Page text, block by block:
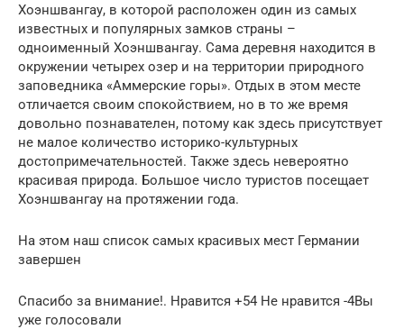
Хоэншвангау, в которой расположен один из самых
известных и популярных замков страны –
одноименный Хоэншвангау. Сама деревня находится в
окружении четырех озер и на территории природного
заповедника «Аммерские горы». Отдых в этом месте
отличается своим спокойствием, но в то же время
довольно познавателен, потому как здесь присутствует
не малое количество историко-культурных
достопримечательностей. Также здесь невероятно
красивая природа. Большое число туристов посещает
Хоэншвангау на протяжении года.
На этом наш список самых красивых мест Германии
завершен
Спасибо за внимание!. Нравится +54 Не нравится -4Вы
уже голосовали